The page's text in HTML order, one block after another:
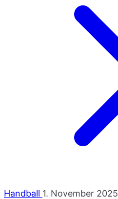
Handball 1. November 2025